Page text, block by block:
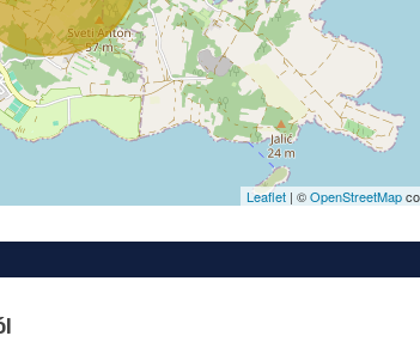
Leaflet| ©OpenStreetMap